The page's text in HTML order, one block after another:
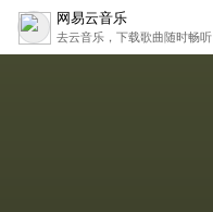
网易云音乐
去云音乐，下载歌曲随时畅听